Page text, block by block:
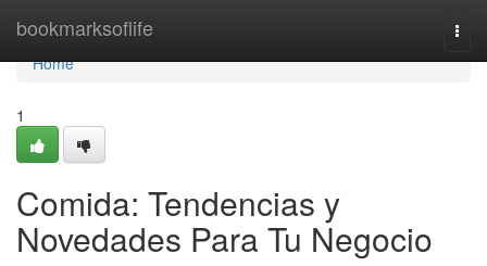
bookmarksoflife
Home
Home
1
Comida: Tendencias y
Novedades Para Tu Negocio